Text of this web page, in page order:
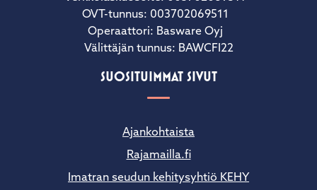
OVT-tunnus: 003702069511
Operaattori: Basware Oyj
Välittäjän tunnus: BAWCFI22
SUOSITUIMMAT SIVUT
Ajankohtaista
Rajamailla.fi
Imatran seudun kehitysyhtiö KEHY